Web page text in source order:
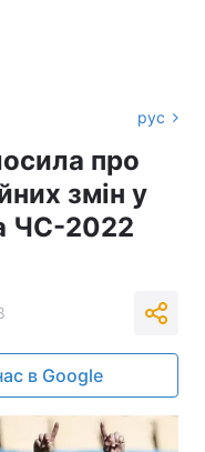
рус
про
змін у
ЧС-2022
в Google